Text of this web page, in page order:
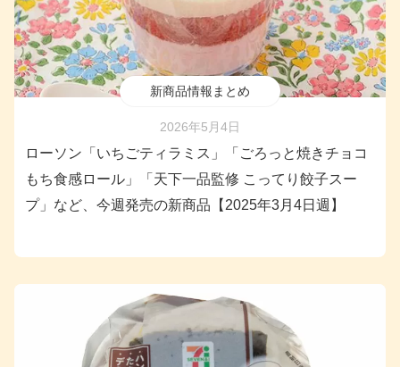
新商品情報まとめ
2026年5月4日
ローソン「いちごティラミス」「ごろっと焼きチョコ
もち食感ロール」「天下一品監修 こってり餃子スー
プ」など、今週発売の新商品【2025年3月4日週】